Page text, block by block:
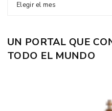
Elegir el mes
UN PORTAL QUE
TODO EL MUNDO